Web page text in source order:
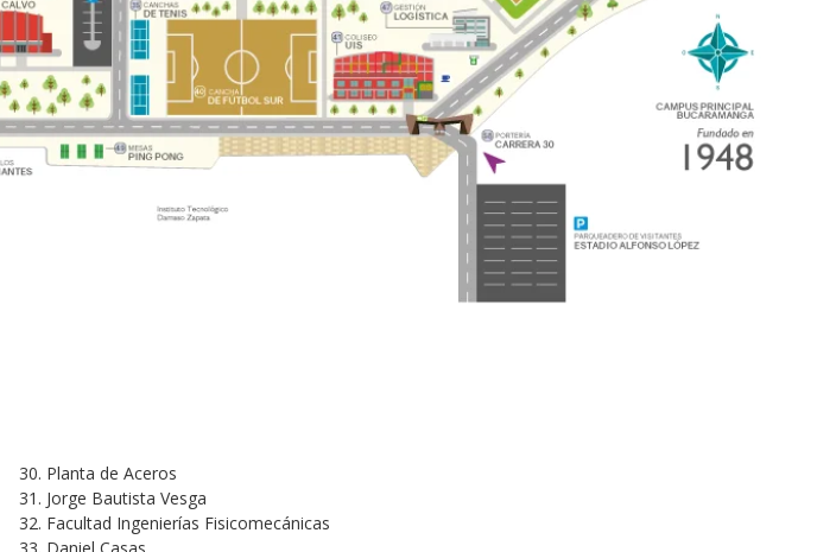
30. Planta de Aceros
31. Jorge Bautista Vesga
32. Facultad Ingenierías Fisicomecánicas